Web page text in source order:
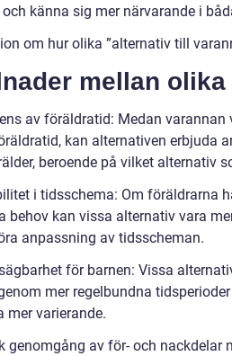
känna sig mer närvarande i
om hur olika ”alternativ till
mellan
av föräldratid: Medan varannan
kan alternativen erbjuda
beroende på vilket alternativ
i tidsschema: Om föräldrarna
behov kan vissa alternativ vara
anpassning av tidsscheman.
för barnen: Vissa
mer regelbundna
mer varierande.
genomgång av för- och nackdelar